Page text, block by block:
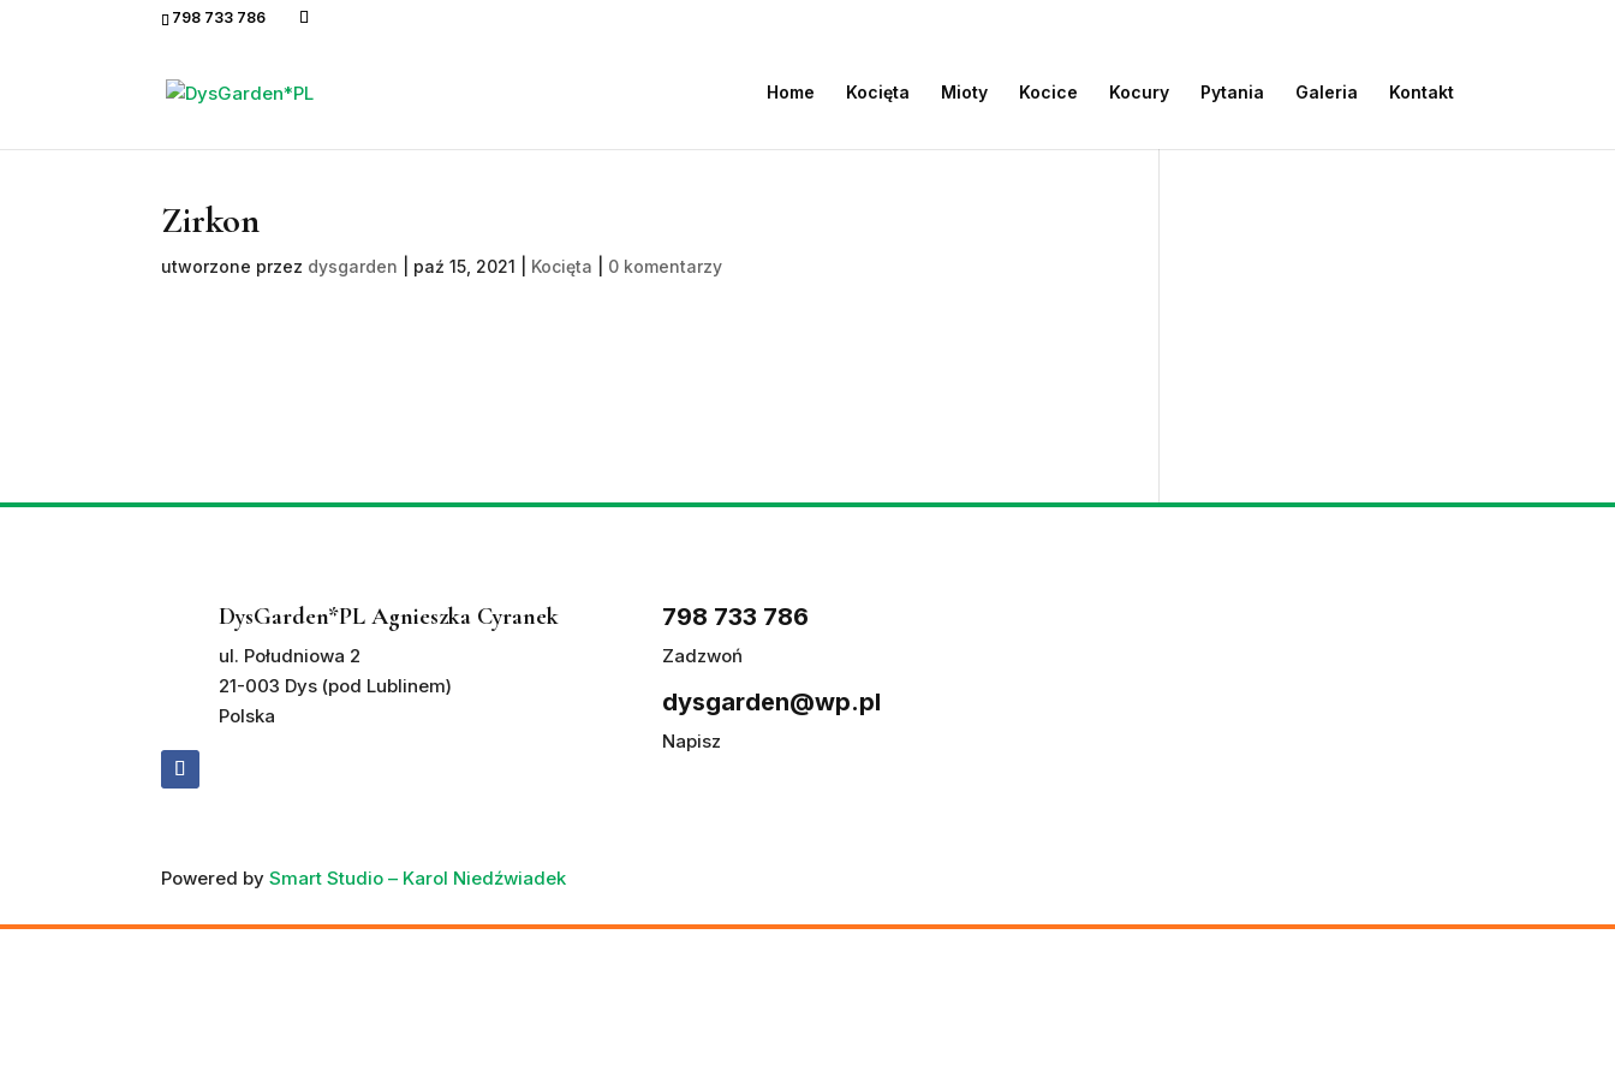
798 733 786
Home Kocięta Mioty Kocice Kocury Pytania Galeria Kontakt
Zirkon
utworzone przez dysgarden paź 15, 2021 Kocięta 0 komentarzy
DysGarden*PL Agnieszka Cyranek
ul. Południowa 2
21-003 Dys (pod Lublinem)
Polska
798 733 786
Zadzwoń
dysgarden@wp.pl
Napisz
Powered bySmart Studio – Karol Niedźwiadek